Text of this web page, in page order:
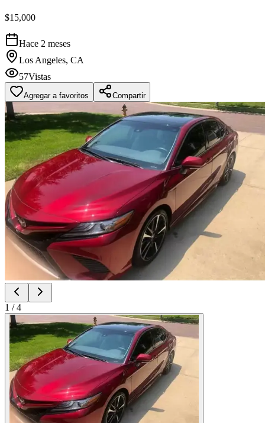
$15,000
Hace 2 meses
Los Angeles, CA
57Vistas
Agregar a favoritos Compartir
1 /4